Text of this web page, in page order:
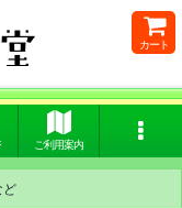
カート
ご利用案内
ど